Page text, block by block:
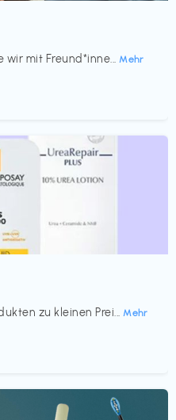
wir mit Freund*inne... Mehr
zu kleinen Prei... Mehr